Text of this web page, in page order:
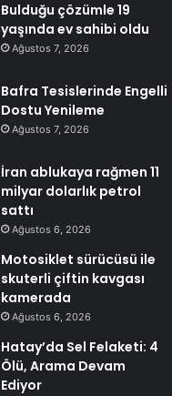
Bulduğu çözümle 19
yaşında ev sahibi oldu
Ağustos 7, 2026
Bafra Tesislerinde Engelli
Dostu Yenileme
Ağustos 7, 2026
İran ablukaya rağmen 11
milyar dolarlık petrol
sattı
Ağustos 6, 2026
Motosiklet sürücüsü ile
skuterli çiftin kavgası
kamerada
Ağustos 6, 2026
Hatay’da Sel Felaketi: 4
Ölü, Arama Devam
Ediyor